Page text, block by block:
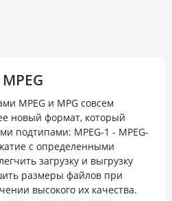
MPEG и MPG совсем
новый формат, который
подтипами: MPEG-1 - MPEG-
с определенными
загрузку и выгрузку
размеры файлов при
высокого их качества.